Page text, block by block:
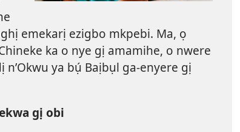
emekarị ezigbo mkpebi. Ma, ọ
ka o nye gị amamihe, o nwere
ya bụ́ Baịbụl ga-enyere gị
gị obi